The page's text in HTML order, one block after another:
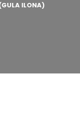
ILONA)